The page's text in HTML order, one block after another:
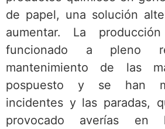
de papel, una solución
aumentar. La
funcionado a pleno
mantenimiento de las
pospuesto y se han
incidentes y las paradas,
provocado averías